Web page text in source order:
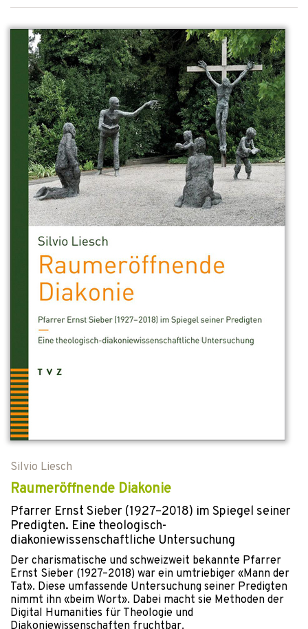
Silvio Liesch
Raumeröffnende Diakonie
Pfarrer Ernst Sieber (1927–2018) im Spiegel seiner
Predigten. Eine theologisch-
diakoniewissenschaftliche Untersuchung
Der charismatische und schweizweit bekannte Pfarrer
Ernst Sieber (1927–2018) war ein umtriebiger «Mann der
Tat». Diese umfassende Untersuchung seiner Predigten
nimmt ihn «beim Wort». Dabei macht sie Methoden der
Digital Humanities für Theologie und
Diakoniewissenschaften fruchtbar.